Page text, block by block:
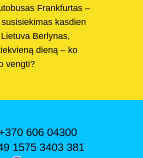
Frankfurtas –
kasdien
Berlynas,
dieną – ko
vengti?
606 04300
1575 3403 381